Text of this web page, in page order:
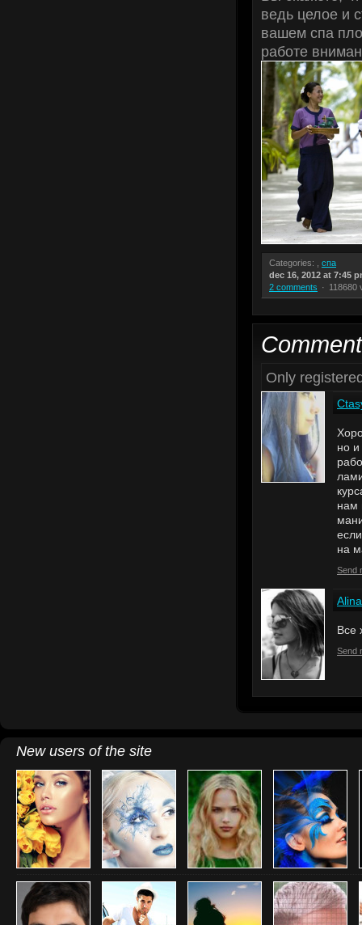
ведь целое и
вашем спа
работе
Categories: , спа
dec 16, 2012 at 7:45
2 comments
118680
Only
но
нам
на
Send
Все
Send
New users of the site